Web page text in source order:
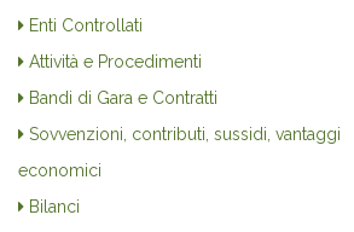
Enti Controllati
Attività e Procedimenti
Bandi di Gara e Contratti
Sovvenzioni, contributi, sussidi, vantaggi
economici
Bilanci